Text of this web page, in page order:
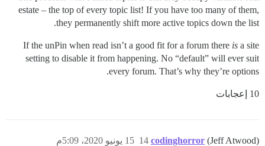
estate – the top of every topic list! If you have too many of them,
they permanently shift more active topics down the list.
If the unPin when read isn’t a good fit for a forum there is a site
setting to disable it from happening. No “default” will ever suit
every forum. That’s why they’re options.
10 إعجابات
codinghorror (Jeff Atwood) 15 يونيو 2020، 5:09م 14